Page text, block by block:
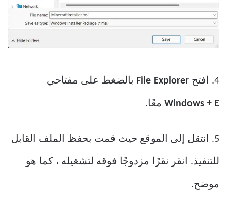
4. افتح File Explorer بالضغط على مفتاحي
Windows + E معًا.
5. انتقل إلى الموقع حيث قمت بحفظ الملف القابل
للتنفيذ. انقر نقرًا مزدوجًا فوقه لتشغيله ، كما هو
موضح.